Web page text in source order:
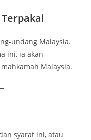
undang Malaysia.
ini, ia akan
Malaysia.
syarat ini, atau